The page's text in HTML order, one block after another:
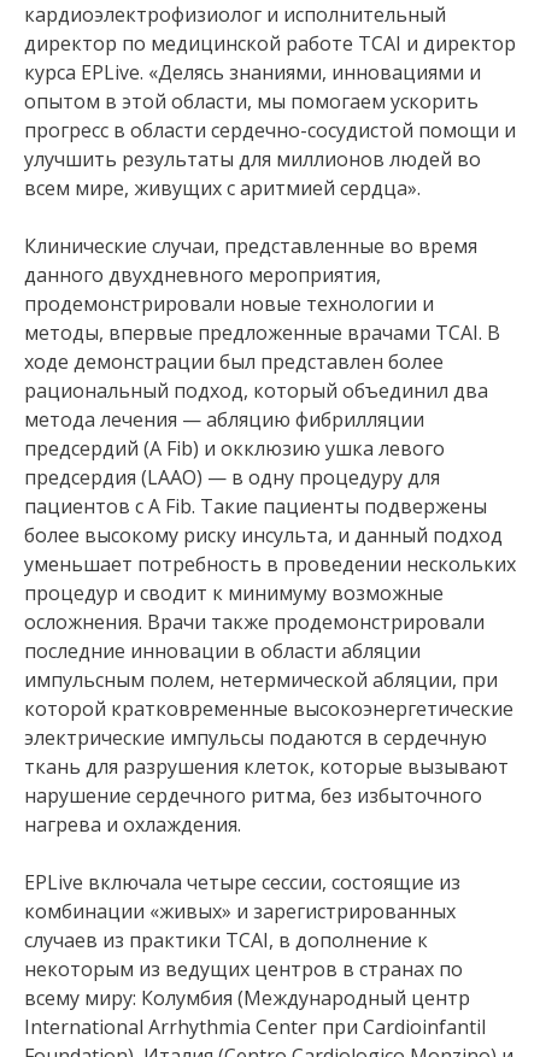
кардиоэлектрофизиолог и исполнительный
директор по медицинской работе TCAI и директор
курса EPLive. «Делясь знаниями, инновациями и
опытом в этой области, мы помогаем ускорить
прогресс в области сердечно-сосудистой помощи и
улучшить результаты для миллионов людей во
всем мире, живущих с аритмией сердца».
Клинические случаи, представленные во время
данного двухдневного мероприятия,
продемонстрировали новые технологии и
методы, впервые предложенные врачами TCAI. В
ходе демонстрации был представлен более
рациональный подход, который объединил два
метода лечения — абляцию фибрилляции
предсердий (A Fib) и окклюзию ушка левого
предсердия (LAAO) — в одну процедуру для
пациентов с A Fib. Такие пациенты подвержены
более высокому риску инсульта, и данный подход
уменьшает потребность в проведении нескольких
процедур и сводит к минимуму возможные
осложнения. Врачи также продемонстрировали
последние инновации в области абляции
импульсным полем, нетермической абляции, при
которой кратковременные высокоэнергетические
электрические импульсы подаются в сердечную
ткань для разрушения клеток, которые вызывают
нарушение сердечного ритма, без избыточного
нагрева и охлаждения.
EPLive включала четыре сессии, состоящие из
комбинации «живых» и зарегистрированных
случаев из практики TCAI, в дополнение к
некоторым из ведущих центров в странах по
всему миру: Колумбия (Международный центр
International Arrhythmia Center при Cardioinfantil